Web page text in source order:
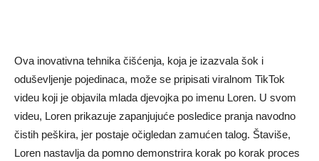
Ova inovativna tehnika čišćenja, koja je izazvala šok i
oduševljenje pojedinaca, može se pripisati viralnom TikTok
videu koji je objavila mlada djevojka po imenu Loren. U svom
videu, Loren prikazuje zapanjujuće posledice pranja navodno
čistih peškira, jer postaje očigledan zamućen talog. Štaviše,
Loren nastavlja da pomno demonstrira korak po korak proces